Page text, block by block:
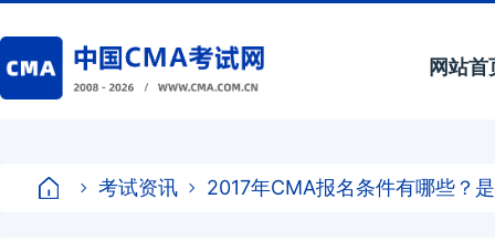
网站首
考试资讯 2017年CMA报名条件有哪些？